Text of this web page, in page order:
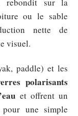
ou le sable
nette de
visuel.
paddle) et les
polarisants
et offrent un
une simple